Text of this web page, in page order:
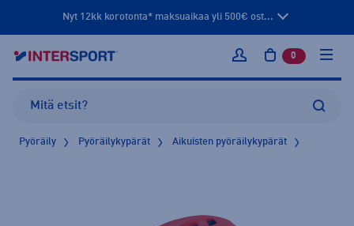
Nyt 12kk korotonta* maksuaikaa yli 500€ ost...
Kirjaudu sisään
0 tuotetta
Pyöräily Pyöräilykypärät Aikuisten pyöräilykypärät